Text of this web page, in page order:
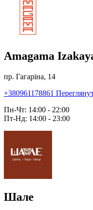
Amagama
пр. Гагаріна, 14
+380961178861
Пн-Чт: 14:00 - 22:00
Пт-Нд: 14:00 - 23:00
Шале